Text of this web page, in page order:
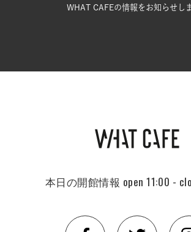
WHAT CAFEの情報をお知らせしま
本日の開館情報 open 11:00 -